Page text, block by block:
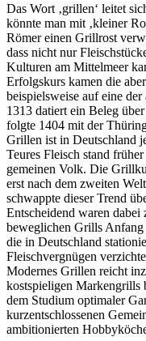
Das Wort ‚grillen‘ leitet
könnte man mit ‚kleiner
Römer einen Grillrost
dass nicht nur
Kulturen am Mittelmeer
Erfolgskurs kamen die
beispielsweise auf eine
1313 datiert ein Beleg
folgte 1404 mit der
Grillen ist in Deutschland
Teures Fleisch stand
gemeinen Volk. Die
erst nach dem zweiten
schwappte dieser Trend
Entscheidend waren
beweglichen Grills Anfang
die in Deutschland
Fleischvergnügen
Modernes Grillen reicht
kostspieligen Markengrills
dem Studium optimaler
kurzentschlossenen
ambitionierten